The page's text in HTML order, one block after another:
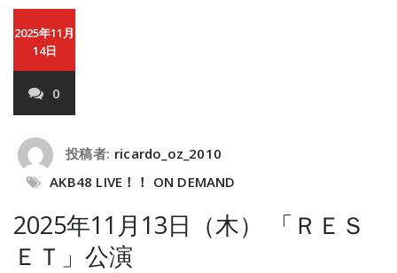
2025年11月
14日
0
投稿者: ricardo_oz_2010
AKB48 LIVE！！ ON DEMAND
2025年11月13日（木） 「ＲＥＳ
ＥＴ」公演